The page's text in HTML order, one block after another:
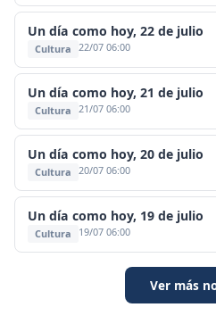
Un día como hoy, 22 de julio
Cultura 22/07 06:00
Un día como hoy, 21 de julio
Cultura 21/07 06:00
Un día como hoy, 20 de julio
Cultura 20/07 06:00
Un día como hoy, 19 de julio
Cultura 19/07 06:00
Ver más